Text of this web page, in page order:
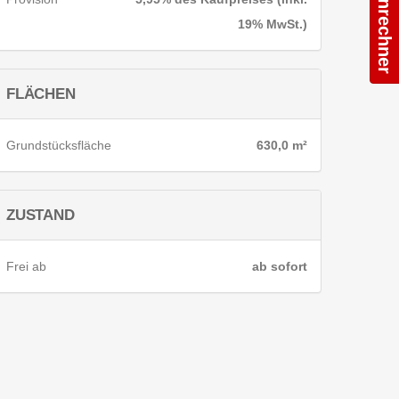
19% MwSt.)
FLÄCHEN
Grundstücksfläche 630,0 m²
ZUSTAND
Frei ab ab sofort